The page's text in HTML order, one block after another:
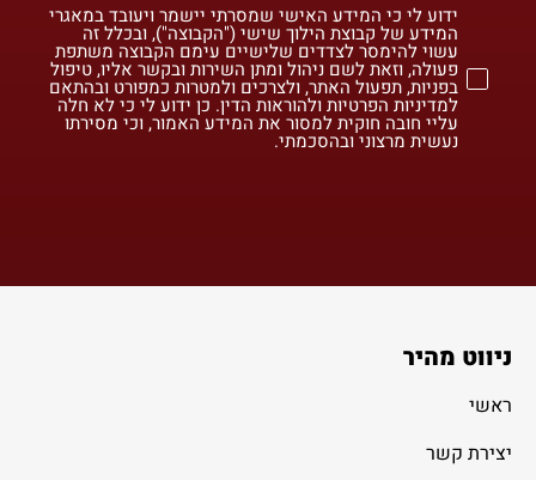
ידוע לי כי המידע האישי שמסרתי יישמר ויעובד במאגרי
המידע של קבוצת הילוך שישי ("הקבוצה"), ובכלל זה
עשוי להימסר לצדדים שלישיים עימם הקבוצה משתפת
פעולה, וזאת לשם ניהול ומתן השירות ובקשר אליו, טיפול
בפניות, תפעול האתר, ולצרכים ולמטרות כמפורט ובהתאם
למדיניות הפרטיות ולהוראות הדין. כן ידוע לי כי לא חלה
עליי חובה חוקית למסור את המידע האמור, וכי מסירתו
נעשית מרצוני ובהסכמתי.
ניווט מהיר
ראשי
יצירת קשר